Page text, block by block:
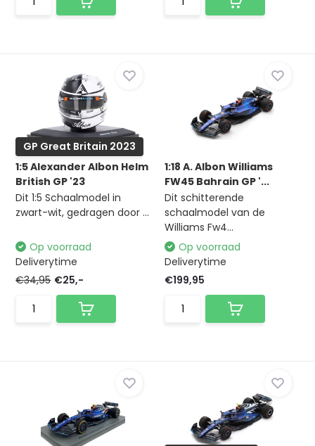
GP Great Britain 2023
1:5 Alexander Albon Helm
British GP '23
Dit 1:5 Schaalmodel in
zwart-wit, gedragen door ...
Op voorraad
Deliverytime
€34,95 €25,-
1:18 A. Albon Williams
FW45 Bahrain GP '...
Dit schitterende
schaalmodel van de
Williams Fw4...
Op voorraad
Deliverytime
€199,95